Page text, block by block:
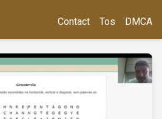
Contact Tos DMCA